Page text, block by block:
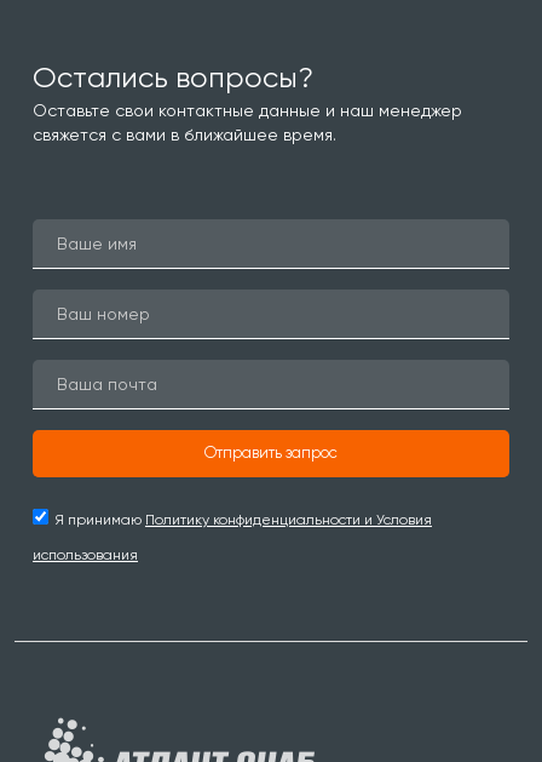
Остались вопросы?
Оставьте свои контактные данные и наш менеджер
свяжется с вами в ближайшее время.
Отправить запрос
Я принимаю Политику конфиденциальности и Условия
использования